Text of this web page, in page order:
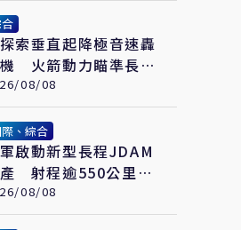
索垂直起降極音速轟
火箭動力瞄準長程
打擊
08/08
、綜合
啟動新型長程JDAM
射程逾550公里、
本 防區外打擊新利
08/08